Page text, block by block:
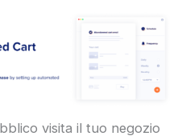
visita il tuo negozio